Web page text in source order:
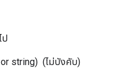
ป
string) (ไม่บังคับ)